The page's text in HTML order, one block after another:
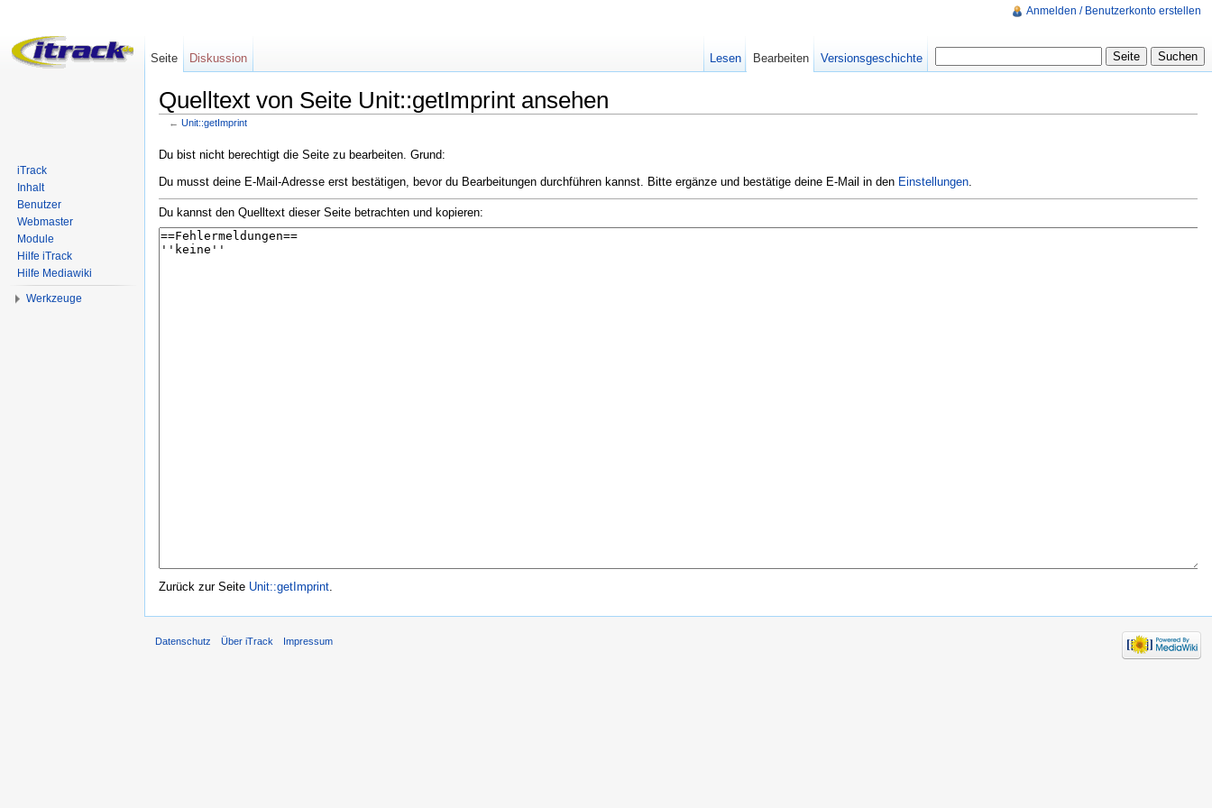
Quelltext von Seite Unit::getImprint ansehen
← Unit::getImprint
Du bist nicht berechtigt die Seite zu bearbeiten. Grund:
Du musst deine E-Mail-Adresse erst bestätigen, bevor du Bearbeitungen durchführen kannst. Bitte ergänze und bestätige deine E-Mail in den Einstellungen.
Du kannst den Quelltext dieser Seite betrachten und kopieren:
Zurück zur Seite Unit::getImprint.
Anmelden / Benutzerkonto erstellen
Seite Diskussion Lesen Bearbeiten Versionsgeschichte
iTrack
Inhalt
Benutzer
Webmaster
Module
Hilfe iTrack
Hilfe Mediawiki
Werkzeuge
Datenschutz Über iTrack Impressum